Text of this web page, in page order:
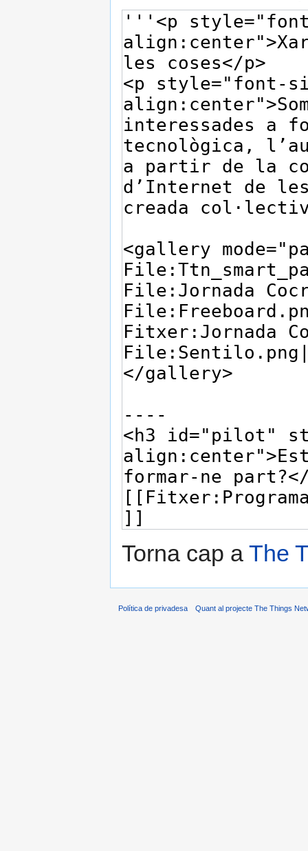
Torna cap a The
Política de privadesa Quant al projecte The Things